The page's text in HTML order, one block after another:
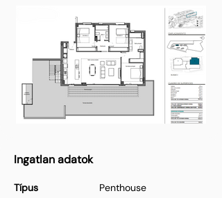
Ingatlan adatok
Típus Penthouse